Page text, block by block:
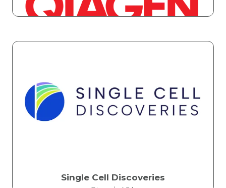
Single Cell Discoveries